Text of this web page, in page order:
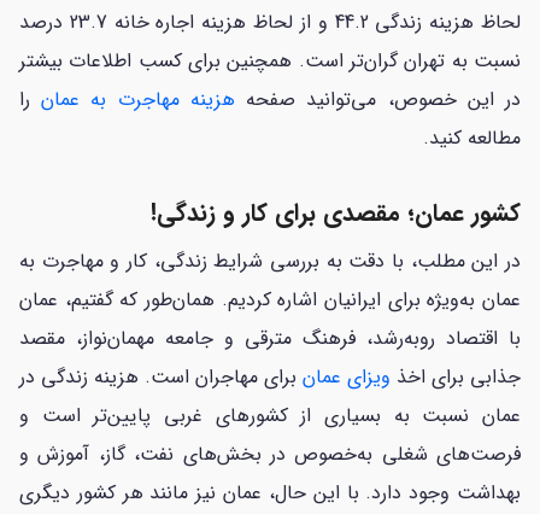
لحاظ هزینه زندگی 44.2 و از لحاظ هزینه اجاره خانه 23.7 درصد
نسبت به تهران گران‌تر است. همچنین برای کسب اطلاعات بیشتر
در این خصوص، می‌توانید صفحه هزینه مهاجرت به عمانرا
مطالعه کنید.
کشور عمان؛ مقصدی برای کار و زندگی!
در این مطلب، با دقت به بررسی شرایط زندگی، کار و مهاجرت به
عمان به‌ویژه برای ایرانیان اشاره کردیم. همان‌طور که گفتیم، عمان
با اقتصاد روبه‌رشد، فرهنگ مترقی و جامعه مهمان‌نواز، مقصد
جذابی برای اخذ ویزای عمان برای مهاجران است. هزینه زندگی در
عمان نسبت به بسیاری از کشورهای غربی پایین‌تر است و
فرصت‌های شغلی به‌خصوص در بخش‌های نفت، گاز، آموزش و
بهداشت وجود دارد. با این حال، عمان نیز مانند هر کشور دیگری